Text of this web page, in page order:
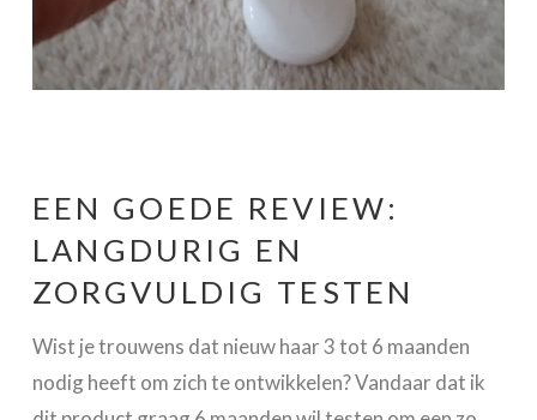
EEN GOEDE REVIEW:
LANGDURIG EN
ZORGVULDIG TESTEN
Wist je trouwens dat nieuw haar 3 tot 6 maanden
nodig heeft om zich te ontwikkelen? Vandaar dat ik